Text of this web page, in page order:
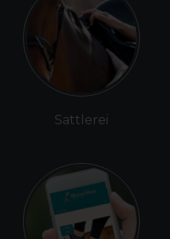
Sattlerei